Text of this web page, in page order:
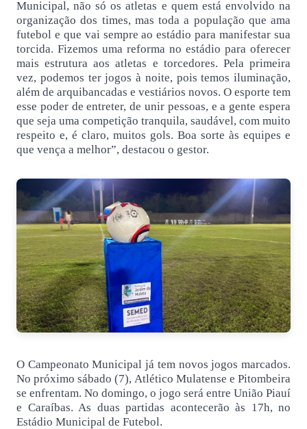
Municipal, não só os atletas e quem está envolvido na
organização dos times, mas toda a população que ama
futebol e que vai sempre ao estádio para manifestar sua
torcida. Fizemos uma reforma no estádio para oferecer
mais estrutura aos atletas e torcedores. Pela primeira
vez, podemos ter jogos à noite, pois temos iluminação,
além de arquibancadas e vestiários novos. O esporte tem
esse poder de entreter, de unir pessoas, e a gente espera
que seja uma competição tranquila, saudável, com muito
respeito e, é claro, muitos gols. Boa sorte às equipes e
que vença a melhor”, destacou o gestor.
O Campeonato Municipal já tem novos jogos marcados.
No próximo sábado (7), Atlético Mulatense e Pitombeira
se enfrentam. No domingo, o jogo será entre União Piauí
e Caraíbas. As duas partidas acontecerão às 17h, no
Estádio Municipal de Futebol.